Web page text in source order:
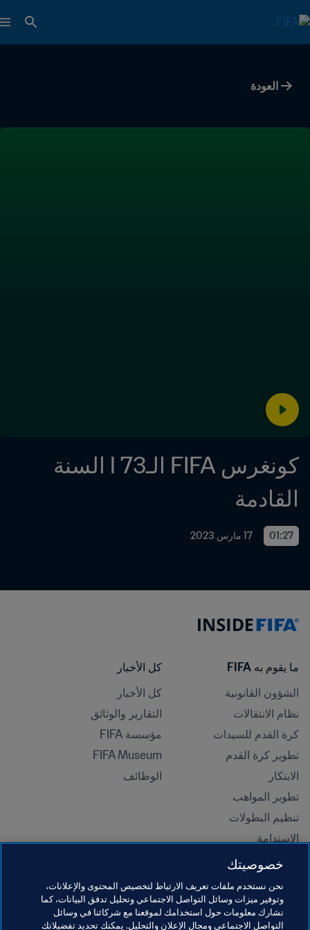
العودة
القادمة
01:27 17 مارس 2023
ما يقوم به FIFA
الشؤون القانونية
نظام الانتقالات
كرة القدم للسيدات
تطوير كرة القدم
الابتكار
تطوير المواهب
تنظيم البطولات
الاستدامة
حقوق الإنسان ومناهضة التمييز
المبادرات التعليمية
كل الأخبار
كل الأخبار
التقارير والوثائق
مؤسسة FIFA
FIFA Museum
الوظائف
خصوصيتك
نحن نستخدم ملفات تعريف الارتباط لتخصيص المحتوى والإعلانات،
وتوفير ميزات وسائل التواصل الاجتماعي وتحليل تدفق البيانات، كما
نشارك معلومات حول استخدامك لموقعنا مع شركائنا في وسائل
التواصل الاجتماعي ومجال الإعلان والتحليل. يمكنك تحديد تفضيلاتك